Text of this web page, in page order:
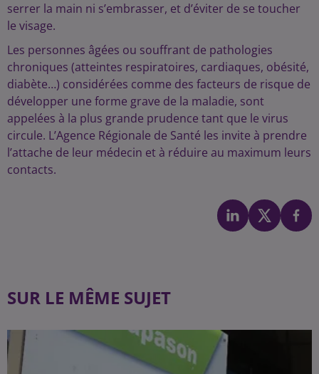
serrer la main ni s’embrasser, et d’éviter de se toucher
le visage.
Les personnes âgées ou souffrant de pathologies
chroniques (atteintes respiratoires, cardiaques, obésité,
diabète…) considérées comme des facteurs de risque de
développer une forme grave de la maladie, sont
appelées à la plus grande prudence tant que le virus
circule. L’Agence Régionale de Santé les invite à prendre
l’attache de leur médecin et à réduire au maximum leurs
contacts.
SUR LE MÊME SUJET